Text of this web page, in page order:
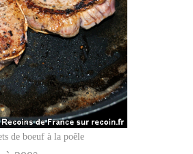
de boeuf à la poêle